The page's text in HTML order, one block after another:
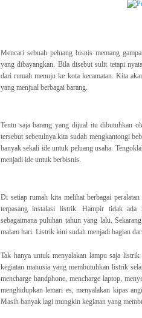
Mencari sebuah peluang bisnis memang
yang dibayangkan. Bila disebut sulit tetapi
dari rumah menuju ke kota kecamatan. Kita
yang menjual berbagai barang.
Tentu saja barang yang dijual itu dibutuhkan
tersebut sebetulnya kita sudah mengkantongi
banyak sekali ide untuk peluang usaha.
menjadi ide untuk berbisnis.
Di setiap rumah kita melihat berbagai
terpasang instalasi listrik. Hampir tidak ada
sebagaimana puluhan tahun yang lalu.
malam hari. Listrik kini sudah menjadi bagian
Tak hanya untuk menyalakan lampu saja
kegiatan manusia yang membutuhkan listrik
mencharge handphone, mencharge laptop,
menghidupkan lemari es, menyalakan kipas
Masih banyak lagi mungkin kegiatan yang